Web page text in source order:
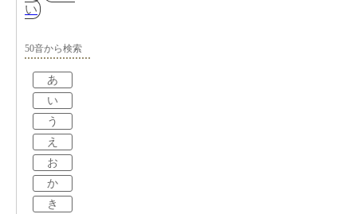
い
50音から検索
あ
い
う
え
お
か
き